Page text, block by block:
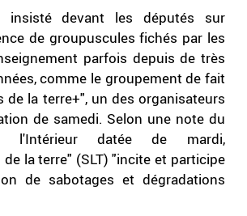
insisté devant les députés sur
de groupuscules fichés par les
parfois depuis de très
comme le groupement de fait
de la terre+", un des organisateurs
de samedi. Selon une note du
l'Intérieur datée de mardi,
la terre" (SLT) "incite et participe
de sabotages et dégradations